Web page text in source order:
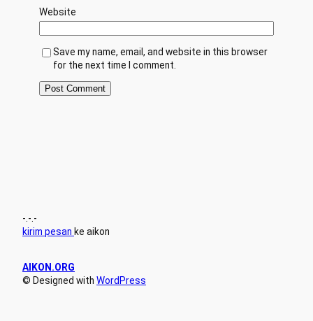
Website
Save my name, email, and website in this browser
for the next time I comment.
-.-.-
kirim pesan ke aikon
AIKON.ORG
© Designed with WordPress